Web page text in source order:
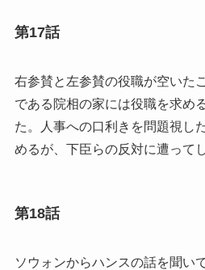
第17話
右参賛と左参賛の役職が空いた
である院相の家には役職を求め
た。人事への口利きを問題視し
めるが、下臣らの反対に遭って
第18話
ソウォンからハンスの話を聞い